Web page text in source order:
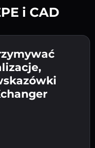
do następnego
👉 przejdź do
lub
i CAD